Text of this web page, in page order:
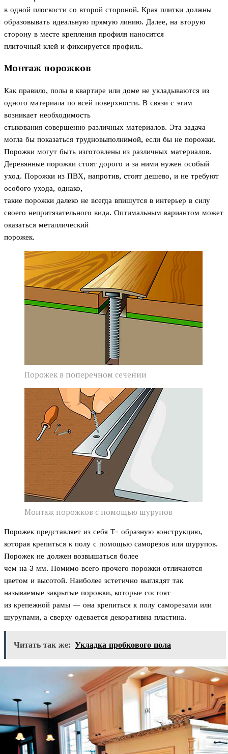
в одной плоскости со второй стороной. Края плитки должны
образовывать идеальную прямую линию. Далее, на вторую
сторону в месте крепления профиля наносится
плиточный клей и фиксируется профиль.
Монтаж порожков
Как правило, полы в квартире или доме не укладываются из
одного материала по всей поверхности. В связи с этим
возникает необходимость
стыкования совершенно различных материалов. Эта задача
могла бы показаться трудновыполнимой, если бы не порожки.
Порожки могут быть изготовлены из различных материалов.
Деревянные порожки стоят дорого и за ними нужен особый
уход. Порожки из ПВХ, напротив, стоят дешево, и не требуют
особого ухода, однако,
такие порожки далеко не всегда впишутся в интерьер в силу
своего непритязательного вида. Оптимальным вариантом может
оказаться металлический
порожек.
Порожек в поперечном сечении
Монтаж порожков с помощью шурупов
Порожек представляет из себя Т- образную конструкцию,
которая крепиться к полу с помощью саморезов или шурупов.
Порожек не должен возвышаться более
чем на 3 мм. Помимо всего прочего порожки отличаются
цветом и высотой. Наиболее эстетично выглядят так
называемые закрытые порожки, которые состоят
из крепежной рамы — она крепиться к полу саморезами или
шурупами, а сверху одевается декоративна пластина.
Читать так же: Укладка пробкового пола